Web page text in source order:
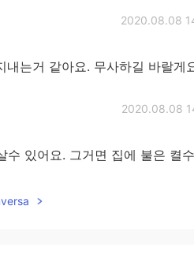
2020.08.08
는거 같아요. 무사하길 바랄게
2020.08.08
수 있어요. 그거면 집에 불은 켤